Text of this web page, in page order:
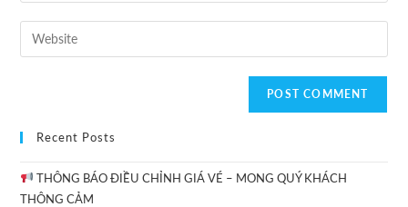
Recent Posts
THÔNG BÁO ĐIỀU CHỈNH GIÁ VÉ – MONG QUÝ KHÁCH
THÔNG CẢM